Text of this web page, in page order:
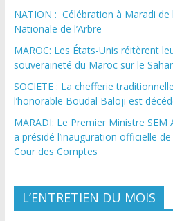
NATION : Célébration à Maradi de
Nationale de l’Arbre
MAROC: Les États-Unis réitèrent
souveraineté du Maroc sur le
SOCIETE : La chefferie
l’honorable Boudal Baloji est
MARADI: Le Premier Ministre
a présidé l’inauguration officielle
Cour des Comptes
L’ENTRETIEN DU MOIS